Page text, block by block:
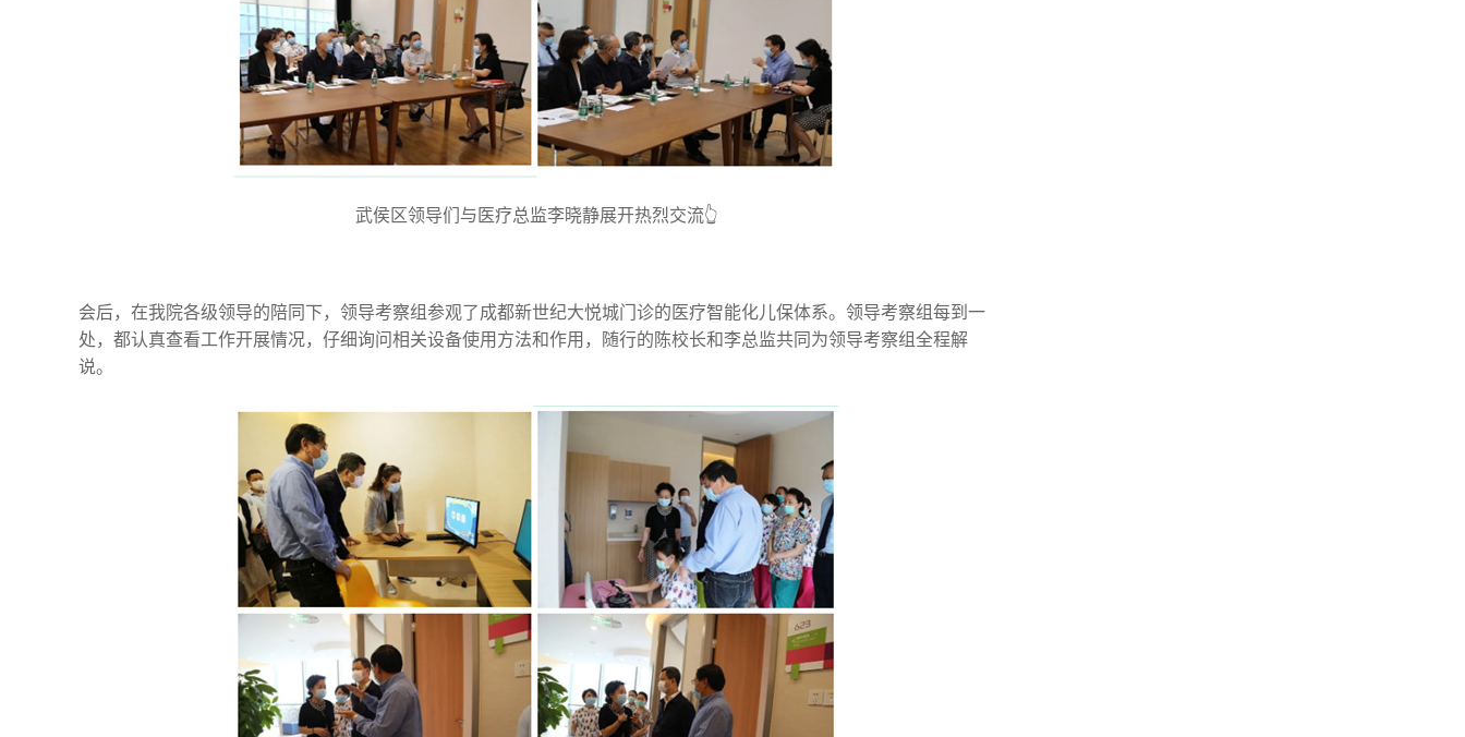
武侯区领导们与医疗总监李晓静展开热烈交流👆
会后，在我院各级领导的陪同下，领导考察组参观了成都新世纪大悦城门诊的医疗智能化儿保体系。领导考察组每到一
处，都认真查看工作开展情况，仔细询问相关设备使用方法和作用，随行的陈校长和李总监共同为领导考察组全程解
说。